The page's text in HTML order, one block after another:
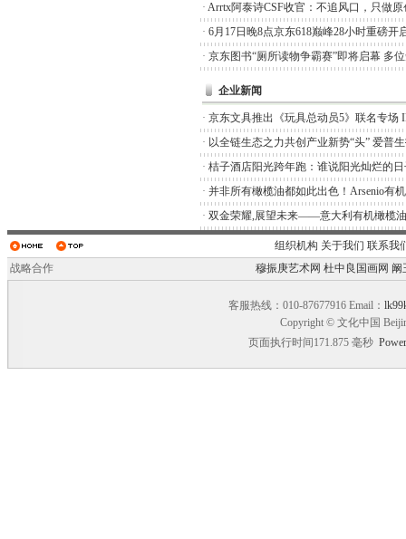
· Arrtx阿泰诗CSF收官：不追风口，只做原
· 6月17日晚8点京东618巅峰28小时重磅开
· 京东图书“厕所读物争霸赛”即将启幕 多
企业新闻
· 京东文具推出《玩具总动员5》联名专场
· 以全链生态之力共创产业新势“头” 爱普
· 桔子酒店阳光跨年跑：谁说阳光灿烂的
· 并非所有橄榄油都如此出色！Arsenio有
· 双金荣耀,展望未来——意大利有机橄榄
组织机构 关于我们 联系我
战略合作
穆振庚艺术网 杜中良国画网 阚
客服热线：010-87677916 Email：
Copyright © 文化中国
页面执行时间171.875 毫秒